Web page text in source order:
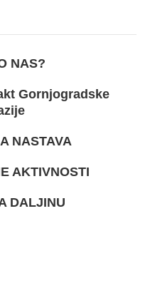
NAS?
Gornjogradske
NASTAVA
AKTIVNOSTI
DALJINU